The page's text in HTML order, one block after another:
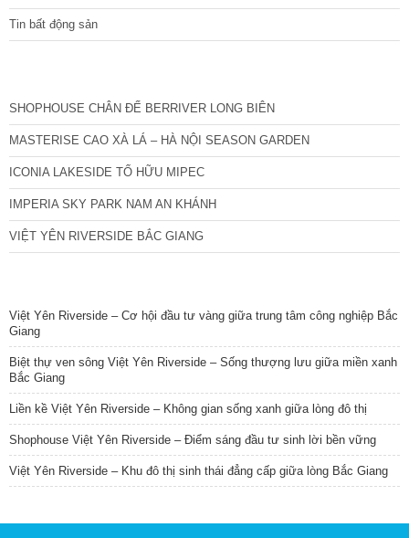
Tin bất động sản
SHOPHOUSE CHÂN ĐẾ BERRIVER LONG BIÊN
MASTERISE CAO XÀ LÁ – HÀ NỘI SEASON GARDEN
ICONIA LAKESIDE TỐ HỮU MIPEC
IMPERIA SKY PARK NAM AN KHÁNH
VIỆT YÊN RIVERSIDE BẮC GIANG
Việt Yên Riverside – Cơ hội đầu tư vàng giữa trung tâm công nghiệp Bắc
Giang
Biệt thự ven sông Việt Yên Riverside – Sống thượng lưu giữa miền xanh
Bắc Giang
Liền kề Việt Yên Riverside – Không gian sống xanh giữa lòng đô thị
Shophouse Việt Yên Riverside – Điểm sáng đầu tư sinh lời bền vững
Việt Yên Riverside – Khu đô thị sinh thái đẳng cấp giữa lòng Bắc Giang